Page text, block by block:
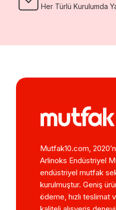
Her Türlü Kurulumda
Mutfak10.com,
Arlinoks Endüstriyel
endüstriyel mutfak
kurulmuştur. Geniş
ödeme, hızlı teslimat